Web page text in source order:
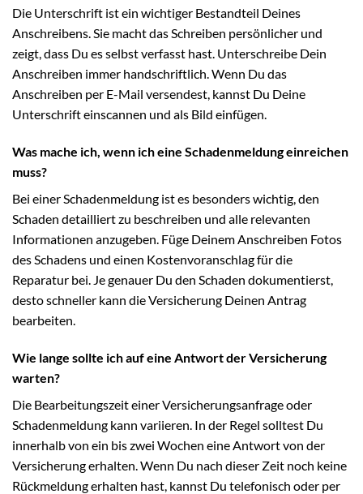
Die Unterschrift ist ein wichtiger Bestandteil Deines
Anschreibens. Sie macht das Schreiben persönlicher und
zeigt, dass Du es selbst verfasst hast. Unterschreibe Dein
Anschreiben immer handschriftlich. Wenn Du das
Anschreiben per E-Mail versendest, kannst Du Deine
Unterschrift einscannen und als Bild einfügen.
Was mache ich, wenn ich eine Schadenmeldung einreichen
muss?
Bei einer Schadenmeldung ist es besonders wichtig, den
Schaden detailliert zu beschreiben und alle relevanten
Informationen anzugeben. Füge Deinem Anschreiben Fotos
des Schadens und einen Kostenvoranschlag für die
Reparatur bei. Je genauer Du den Schaden dokumentierst,
desto schneller kann die Versicherung Deinen Antrag
bearbeiten.
Wie lange sollte ich auf eine Antwort der Versicherung
warten?
Die Bearbeitungszeit einer Versicherungsanfrage oder
Schadenmeldung kann variieren. In der Regel solltest Du
innerhalb von ein bis zwei Wochen eine Antwort von der
Versicherung erhalten. Wenn Du nach dieser Zeit noch keine
Rückmeldung erhalten hast, kannst Du telefonisch oder per